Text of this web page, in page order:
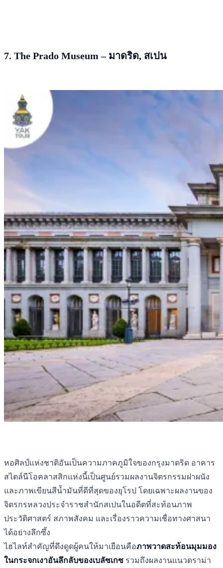
7. The Prado Museum – มาดริด, สเปน
หอศิลป์แห่งชาติอันเป็นความภาคภูมิใจของกรุงมาดริด อาคาร
สไตล์นีโอคลาสสิกแห่งนี้เป็นศูนย์รวมผลงานจิตรกรรมฝาผนัง
และภาพเขียนสีน้ำมันที่ดีที่สุดของยุโรป โดยเฉพาะผลงานของ
จิตรกรหลวงประจำราชสำนักสเปนในอดีตที่สะท้อนภาพ
ประวัติศาสตร์ สภาพสังคม และเรื่องราวความเชื่อทางศาสนา
ได้อย่างลึกซึ้ง
ไฮไลท์สำคัญที่ดึงดูดผู้คนให้มาเยือนคือภาพวาดสะท้อนมุมมอง
ในกระจกเงาอันลึกลับของเบลัซเกซ รวมถึงผลงานแนวดราม่า